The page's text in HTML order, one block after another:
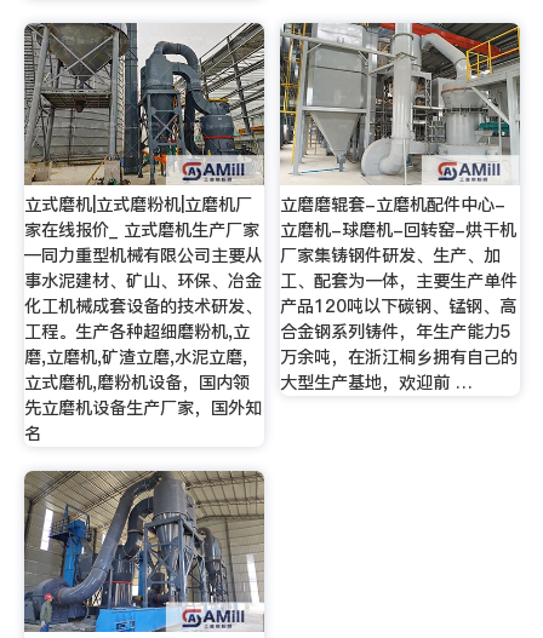
立式磨机|立式磨粉机|立磨机厂
家在线报价_ 立式磨机生产厂家
—同力重型机械有限公司主要从
事水泥建材、矿山、环保、冶金
化工机械成套设备的技术研发、
工程。生产各种超细磨粉机,立
磨,立磨机,矿渣立磨,水泥立磨,
立式磨机,磨粉机设备，国内领
先立磨机设备生产厂家，国外知
名
立磨磨辊套-立磨机配件中心-
立磨机-球磨机-回转窑-烘干机
厂家集铸钢件研发、生产、加
工、配套为一体，主要生产单件
产品120吨以下碳钢、锰钢、高
合金钢系列铸件，年生产能力5
万余吨，在浙江桐乡拥有自己的
大型生产基地，欢迎前 …